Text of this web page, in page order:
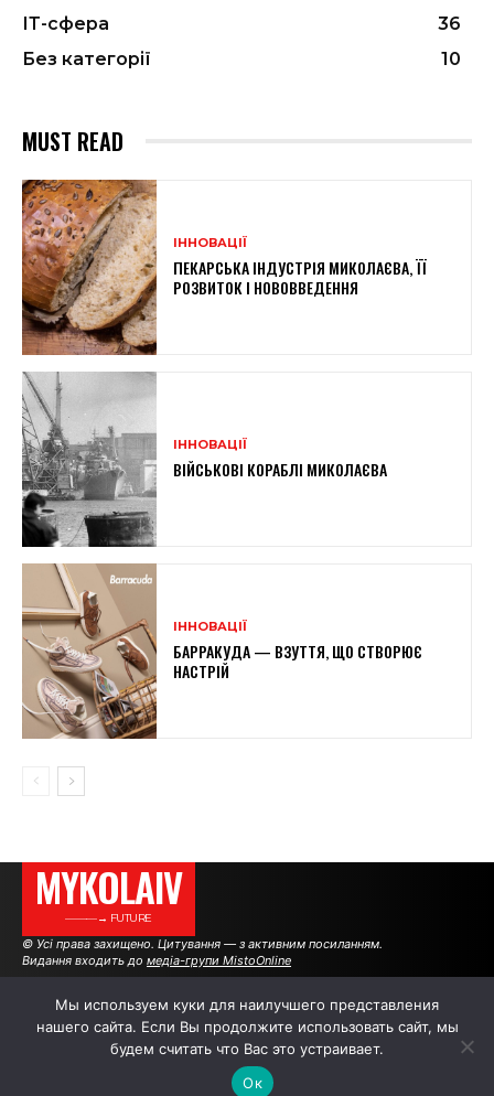
ІТ-сфера
36
Без категорії
10
MUST READ
ІННОВАЦІЇ
ПЕКАРСЬКА ІНДУСТРІЯ МИКОЛАЄВА, ЇЇ
РОЗВИТОК І НОВОВВЕДЕННЯ
ІННОВАЦІЇ
ВІЙСЬКОВІ КОРАБЛІ МИКОЛАЄВА
ІННОВАЦІЇ
БАРРАКУДА — ВЗУТТЯ, ЩО СТВОРЮЄ
НАСТРІЙ
MYKOLAIV
———→ FUTURE
© Усі права захищено. Цитування — з активним посиланням.
Видання входить до медіа-групи MistoOnline
АВТОРИ | РЕКЛАМА НА САЙТІ
Мы используем куки для наилучшего представления
нашего сайта. Если Вы продолжите использовать сайт, мы
будем считать что Вас это устраивает.
Ок